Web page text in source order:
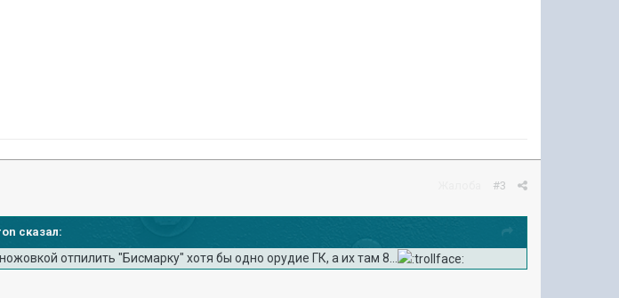
#3
сказал:
отпилить "Бисмарку" хотя бы одно орудие ГК, а их там 8...